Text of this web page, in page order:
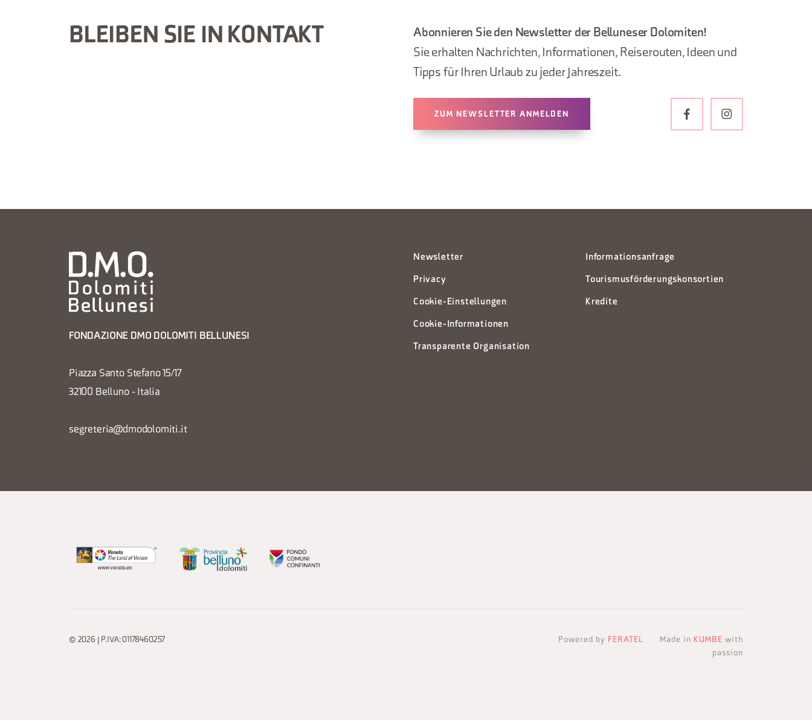
BLEIBEN SIE IN KONTAKT
Abonnieren Sie den Newsletter der Belluneser Dolomiten!
Sie erhalten Nachrichten, Informationen, Reiserouten, Ideen und
Tipps für Ihren Urlaub zu jeder Jahreszeit.
ZUM NEWSLETTER ANMELDEN
FONDAZIONE DMO DOLOMITI BELLUNESI
Piazza Santo Stefano 15/17
32100 Belluno - Italia
segreteria@dmodolomiti.it
Newsletter
Privacy
Cookie-Einstellungen
Cookie-Informationen
Transparente Organisation
Informationsanfrage
Tourismusförderungskonsortien
Kredite
© 2026 | P.IVA: 01178460257 Powered by FERATEL Made in KUMBE with
passion